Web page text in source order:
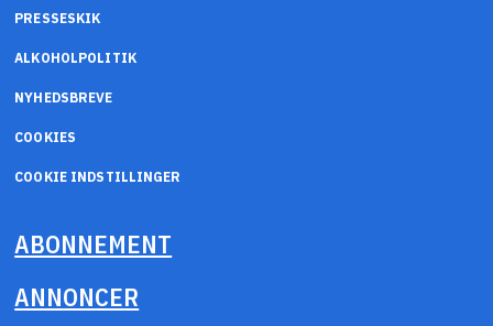
PRESSESKIK
ALKOHOLPOLITIK
NYHEDSBREVE
COOKIES
COOKIE INDSTILLINGER
ABONNEMENT
ANNONCER